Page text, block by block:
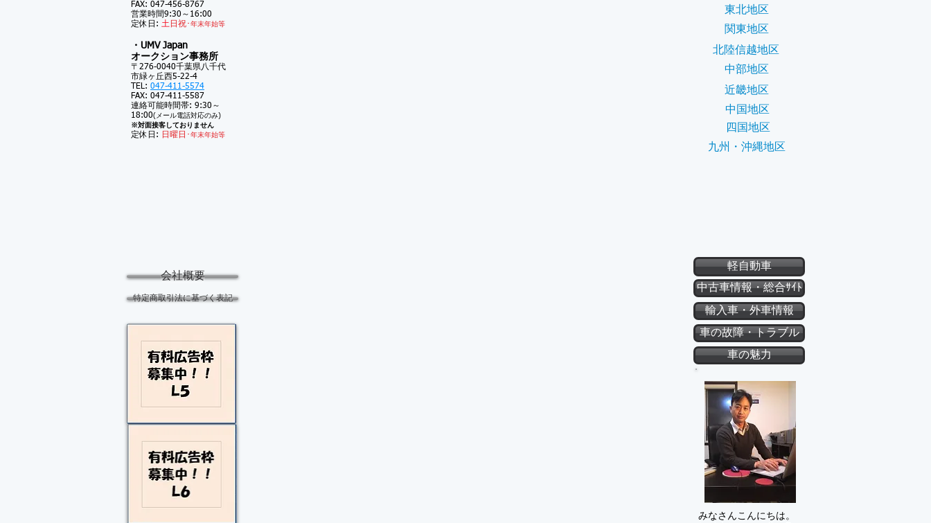
軽自動車
輸入車・外車情報
車の魅力
会社概要
中古車情報・総合ｻｲﾄ
車の故障・トラブル
東北地区
関東地区
北陸信越地区
中部地区
近畿地区
中国地区
四国地区
九州・沖縄地区
FAX: 047-456-8767
営業時間9:30～16:00
定休日: 土日祝･ 年末年始等
・UMV Japan
オークション事務所
〒276-0040千葉県八千代
市緑ヶ丘西5-22-4
TEL: 047-411-5574
FAX: 047-411-5587
連絡可能時間帯: 9:30～
18:00(メール電話対応のみ)
※対面接客しておりません
定休日: 日曜日･ 年末年始等
特定商取引法に基づく表記
みなさんこんにちは。